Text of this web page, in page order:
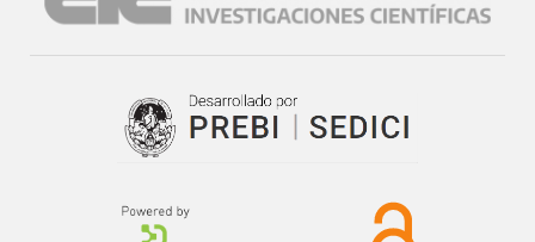
esta propuesta. La implementación específica DSM será a